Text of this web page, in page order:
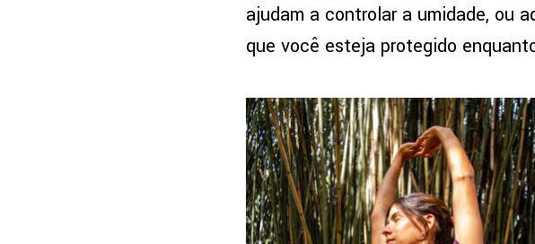
ajudam a controlar a umidade, ou
que você esteja protegido